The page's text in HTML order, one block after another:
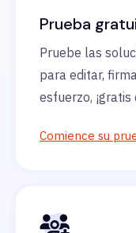
Prueba
Pruebe las
para editar,
esfuerzo,
Comience su